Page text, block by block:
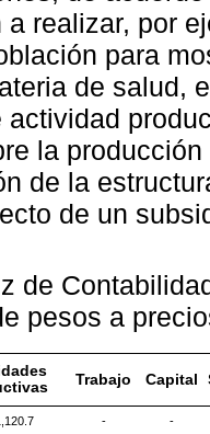
realizar, por
para
de salud,
actividad
la
de la
de un
de
pesos a
Trabajo Capital
-
-